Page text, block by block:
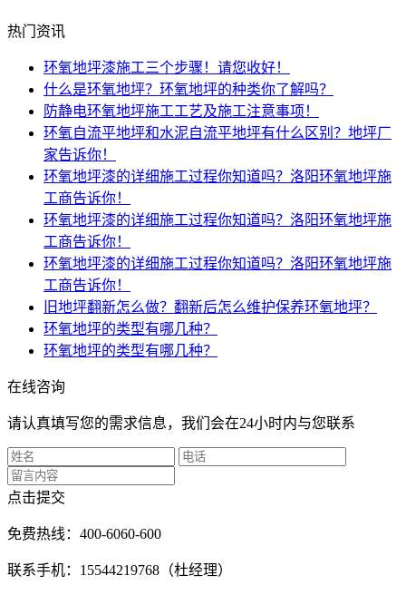
热门资讯
环氧地坪漆施工三个步骤！请您收好！
什么是环氧地坪？环氧地坪的种类你了解吗？
防静电环氧地坪施工工艺及施工注意事项！
环氧自流平地坪和水泥自流平地坪有什么区别？地坪厂
家告诉你！
环氧地坪漆的详细施工过程你知道吗？洛阳环氧地坪施
工商告诉你！
环氧地坪漆的详细施工过程你知道吗？洛阳环氧地坪施
工商告诉你！
环氧地坪漆的详细施工过程你知道吗？洛阳环氧地坪施
工商告诉你！
旧地坪翻新怎么做？翻新后怎么维护保养环氧地坪？
环氧地坪的类型有哪几种？
环氧地坪的类型有哪几种？
在线咨询
请认真填写您的需求信息，我们会在24小时内与您联系
点击提交
免费热线：400-6060-600
联系手机：15544219768（杜经理）